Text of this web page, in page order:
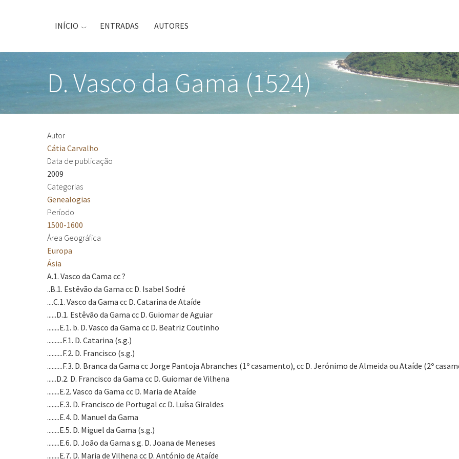
principal
INÍCIO ENTRADAS AUTORES
D. Vasco da Gama (1524)
Autor
Cátia Carvalho
Data de publicação
2009
Categorias
Genealogias
Período
1500-1600
Área Geográfica
Europa
Ásia
A.1. Vasco da Cama cc ?
..B.1. Estêvão da Gama cc D. Isabel Sodré
....C.1. Vasco da Gama cc D. Catarina de Ataíde
......D.1. Estêvão da Gama cc D. Guiomar de Aguiar
........E.1. b. D. Vasco da Gama cc D. Beatriz Coutinho
..........F.1. D. Catarina (s.g.)
..........F.2. D. Francisco (s.g.)
..........F.3. D. Branca da Gama cc Jorge Pantoja Abranches (1º casamento), cc D. Jerónimo de Almeida ou Ataíde (2º
......D.2. D. Francisco da Gama cc D. Guiomar de Vilhena
........E.2. Vasco da Gama cc D. Maria de Ataíde
........E.3. D. Francisco de Portugal cc D. Luísa Giraldes
........E.4. D. Manuel da Gama
........E.5. D. Miguel da Gama (s.g.)
........E.6. D. João da Gama s.g. D. Joana de Meneses
........E.7. D. Maria de Vilhena cc D. António de Ataíde